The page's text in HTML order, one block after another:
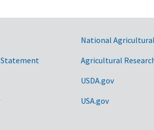
National
Agricultural
USDA.gov
USA.gov